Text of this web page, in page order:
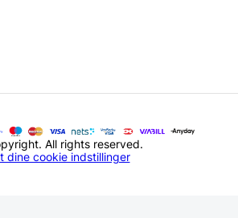
All rights reserved.
dine cookie indstillinger